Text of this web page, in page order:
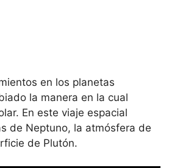
en los planetas
la manera en la cual
En este viaje espacial
de Neptuno, la atmósfera de
de Plutón.